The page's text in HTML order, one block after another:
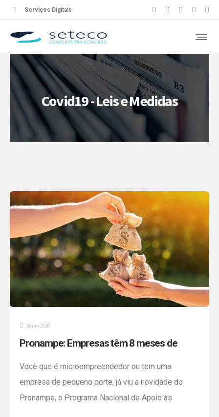
Serviços Digitais
Covid19 - Leis e Medidas
16 jun 2020
Pronampe: Empresas têm 8 meses de
Você que é microempreendedor ou tem uma
empresa de pequeno porte, já viu a novidade do
Pronampe, o Programa Nacional de Apoio às